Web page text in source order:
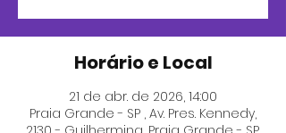
Horário e Local
21 de abr. de 2026, 14:00
Praia Grande - SP , Av. Pres. Kennedy,